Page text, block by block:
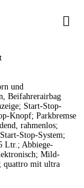
und
Beifahrerairbag
Start-Stop-
Knopf; Parkbremse
rahmenlos;
Stop-System;
Ltr.; Abbiege-
Mild-
mit ultra